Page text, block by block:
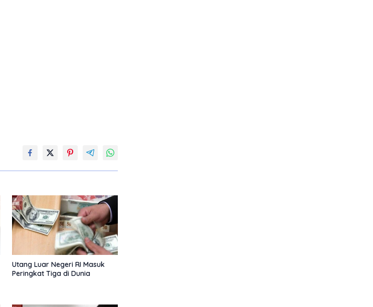
Utang Luar Negeri RI Masuk
Peringkat Tiga di Dunia